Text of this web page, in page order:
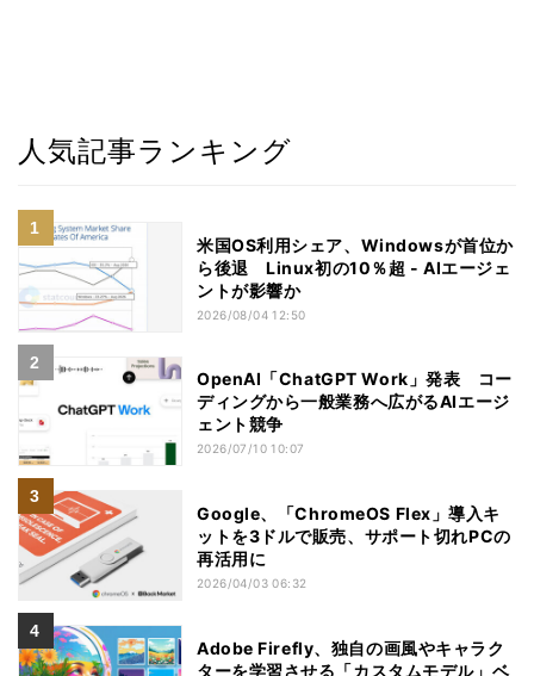
人気記事ランキング
米国OS利用シェア、Windowsが首位か
ら後退 Linux初の10％超 - AIエージェ
ントが影響か
2026/08/04 12:50
OpenAI「ChatGPT Work」発表 コー
ディングから一般業務へ広がるAIエージ
ェント競争
2026/07/10 10:07
Google、「ChromeOS Flex」導入キ
ットを3ドルで販売、サポート切れPCの
再活用に
2026/04/03 06:32
Adobe Firefly、独自の画風やキャラク
ターを学習させる「カスタムモデル」ベ